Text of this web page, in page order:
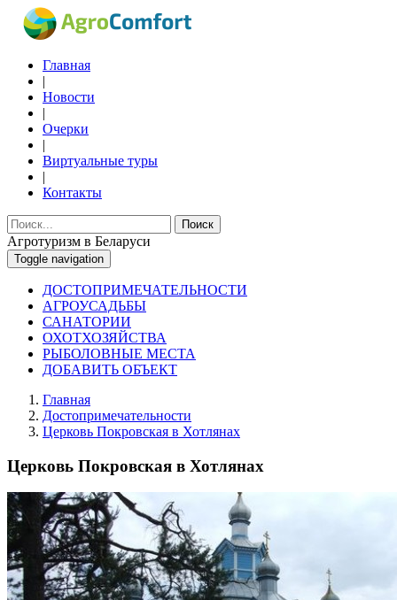
Главная
|
Новости
|
Очерки
|
Виртуальные туры
|
Контакты
Поиск
Агротуризм в Беларуси
Toggle navigation
ДОСТОПРИМЕЧАТЕЛЬНОСТИ
АГРОУСАДЬБЫ
САНАТОРИИ
ОХОТХОЗЯЙСТВА
РЫБОЛОВНЫЕ МЕСТА
ДОБАВИТЬ ОБЪЕКТ
Главная
Достопримечательности
Церковь Покровская в Хотлянах
Церковь Покровская в Хотлянах